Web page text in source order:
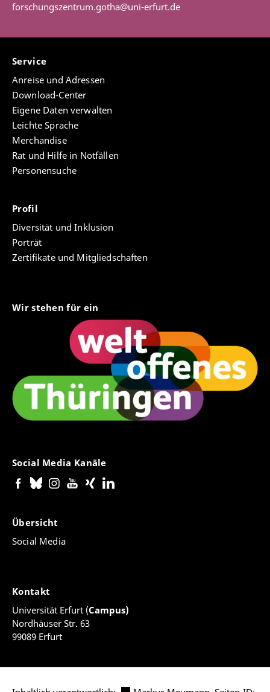
forschungszentrum.gotha@uni-erfurt.de
Service
Anreise und Adressen
Download-Center
Eigene Daten verwalten
Leichte Sprache
Merchandise
Rat und Hilfe in Notfällen
Personensuche
Profil
Diversität und Inklusion
Porträt
Zertifikate und Mitgliedschaften
Wir stehen für ein
Social Media Kanäle
Übersicht
Social Media
Kontakt
Universität Erfurt (Campus)
Nordhäuser Str. 63
99089 Erfurt